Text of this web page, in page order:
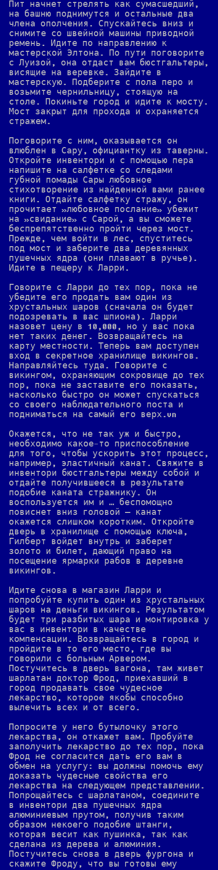
Пит начнет стрелять как сумасшедший,
на башню поднимутся и остальные два
члена ополчения. Спускайтесь вниз и
снимите со швейной машины приводной
ремень. Идите по направлению к
мастерской Элтона. По пути поговорите
с Луизой, она отдаст вам бюстгальтеры,
висящие на веревке. Зайдите в
мастерскую. Подберите с пола перо и
возьмите чернильницу, стоящую на
столе. Покиньте город и идите к мосту.
Мост закрыт для прохода и охраняется
стражем.
Поговорите с ним, оказывается он
влюблен в Сару, официантку из таверны.
Откройте инвентори и с помощью пера
напишите на салфетке со следами
губной помады Сары любовное
стихотворение из найденной вами ранее
книги. Отдайте салфетку стражу, он
прочитает »любовное послание» убежит
на »свидание» с Сарой, а вы сможете
беспрепятственно пройти через мост.
Прежде, чем войти в лес, спуститесь
под мост и заберите два деревянных
пушечных ядра (они плавают в ручье).
Идите в пещеру к Ларри.
Говорите с Ларри до тех пор, пока не
убедите его продать вам один из
хрустальных шаров (сначала он будет
подозревать в вас шпиона). Ларри
назовет цену в 10,000, но у вас пока
нет таких денег. Возвращайтесь на
карту местности. Теперь вам доступен
вход в секретное хранилище викингов.
Направляйтесь туда. Говорите с
викингом, охраняющим сокровище до тех
пор, пока не заставите его показать,
насколько быстро он может спускаться
со своего наблюдательного поста и
подниматься на самый его верх.vn
Окажется, что не так уж и быстро,
необходимо какое-то приспособление
для того, чтобы ускорить этот процесс,
например, эластичный канат. Свяжите в
инвентори бюстгальтеры между собой и
отдайте получившееся в результате
подобие каната стражнику. Он
воспользуется им и … беспомощно
повиснет вниз головой — канат
окажется слишком коротким. Откройте
дверь в хранилище с помощью ключа,
Гилберт войдет внутрь и заберет
золото и билет, дающий право на
посещение ярмарки рабов в деревне
викингов.
Идите снова в магазин Ларри и
попробуйте купить один из хрустальных
шаров на деньги викингов. Результатом
будет три разбитых шара и монтировка у
вас в инвентори в качестве
компенсации. Возвращайтесь в город и
пройдите в то его место, где вы
говорили с больным Арвером.
Постучитесь в дверь вагона, там живет
шарлатан доктор Фрод, приехавший в
город продавать свое чудесное
лекарство, которое якобы способно
вылечить всех и от всего.
Попросите у него бутылочку этого
лекарства, он откажет вам. Пробуйте
заполучить лекарство до тех пор, пока
Фрод не согласится дать его вам в
обмен на услугу: вы должны помочь ему
доказать чудесные свойства его
лекарства на следующем представлении.
Попрощайтесь с шарлатаном, соедините
в инвентори два пушечных ядра
алюминиевым прутом, получив таким
образом некоего подобие штанги,
которая весит как пушинка, так как
сделана из дерева и алюминия.
Постучитесь снова в дверь фургона и
скажите Фроду, что вы готовы ему